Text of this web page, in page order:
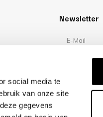
social media te
van onze site
gegevens
Newsletter
/10 -